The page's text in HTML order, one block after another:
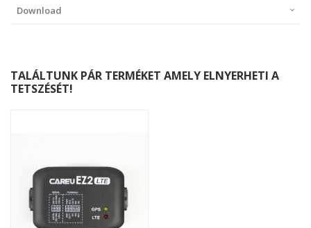
Download
TALÁLTUNK PÁR TERMÉKET AMELY ELNYERHETI A
TETSZÉSÉT!